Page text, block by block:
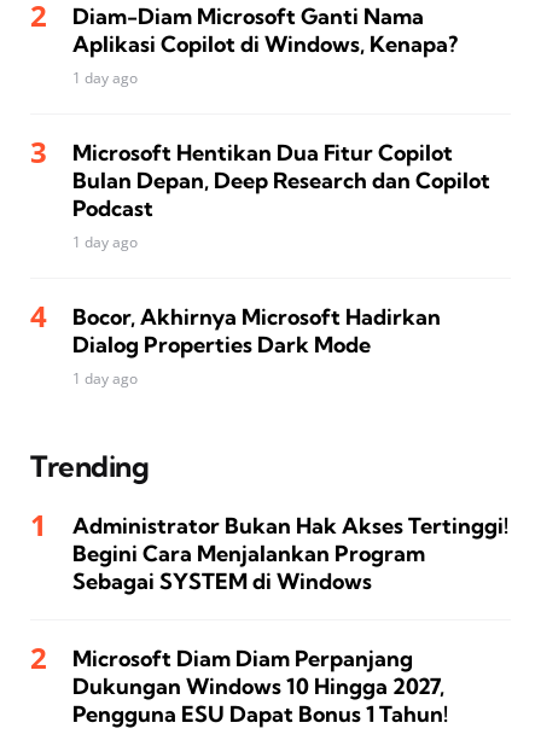
Diam-Diam Microsoft Ganti Nama
Aplikasi Copilot di Windows, Kenapa?
1 day ago
Microsoft Hentikan Dua Fitur Copilot
Bulan Depan, Deep Research dan Copilot
Podcast
1 day ago
Bocor, Akhirnya Microsoft Hadirkan
Dialog Properties Dark Mode
1 day ago
Trending
Administrator Bukan Hak Akses Tertinggi!
Begini Cara Menjalankan Program
Sebagai SYSTEM di Windows
Microsoft Diam Diam Perpanjang
Dukungan Windows 10 Hingga 2027,
Pengguna ESU Dapat Bonus 1 Tahun!